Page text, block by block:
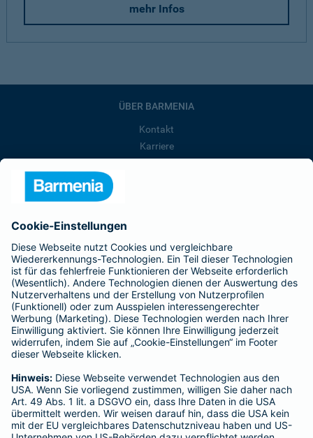
mehr Infos
ÜBER BARMENIA
Kontakt
Karriere
Barmenia ist Teil der BarmeniaGothaer
BELIEBTE SEITEN
Kranken-Zusatzversicherung
Tierversicherungen
Haftpflichtversicherung
Hausratversicherung
Adresse ändern
Schaden melden
Kilometerstandsmeldung